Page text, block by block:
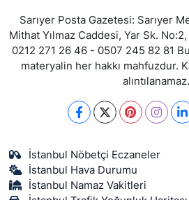
Sarıyer Posta Gazetesi: Sarıyer
Mithat Yılmaz Caddesi, Yar Sk.
0212 271 26 46 - 0507 245 82 81
materyalin her hakkı mahfuzdur.
alıntılanamaz.
İstanbul Nöbetçi Eczaneler
İstanbul Hava Durumu
İstanbul Namaz Vakitleri